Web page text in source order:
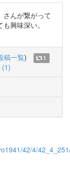
さんが繋がって
興味深い。
稿一覧)
1
(1)
42/4/